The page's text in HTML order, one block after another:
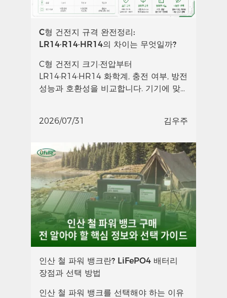
C형 건전지 규격 완전정리:
LR14·R14·HR14의 차이는 무엇일까?
C형 건전지 크기·전압부터
LR14·R14·HR14 화학계, 충전 여부, 방전
성능과 호환성을 비교합니다. 기기에 맞
2026/07/31 김우주
인산 철 파워 뱅크란? LiFePO4 배터리
장점과 선택 방법
인산 철 파워 뱅크를 선택해야 하는 이유